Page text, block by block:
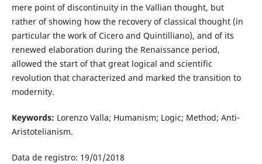
mere point of discontinuity in the Vallian thought, but
rather of showing how the recovery of classical thought (in
particular the work of Cicero and Quintilliano), and of its
renewed elaboration during the Renaissance period,
allowed the start of that great logical and scientific
revolution that characterized and marked the transition to
modernity.
Keywords: Lorenzo Valla; Humanism; Logic; Method; Anti-
Aristotelianism.
Data de registro: 19/01/2018